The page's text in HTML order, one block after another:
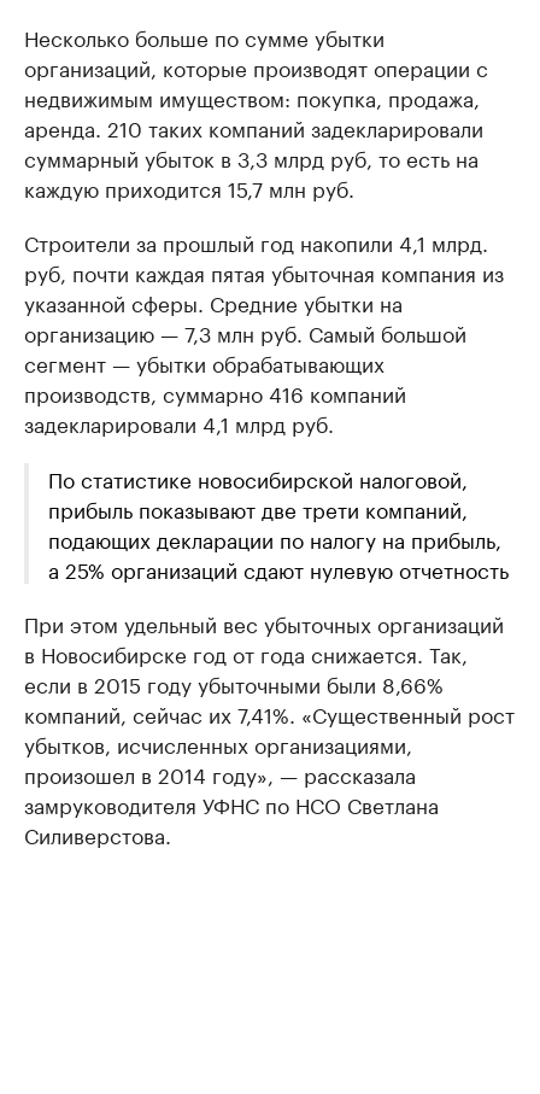
Несколько больше по сумме убытки
организаций, которые производят операции с
недвижимым имуществом: покупка, продажа,
аренда. 210 таких компаний задекларировали
суммарный убыток в 3,3 млрд руб, то есть на
каждую приходится 15,7 млн руб.
Строители за прошлый год накопили 4,1 млрд.
руб, почти каждая пятая убыточная компания из
указанной сферы. Средние убытки на
организацию — 7,3 млн руб. Самый большой
сегмент — убытки обрабатывающих
производств, суммарно 416 компаний
задекларировали 4,1 млрд руб.
По статистике новосибирской налоговой,
прибыль показывают две трети компаний,
подающих декларации по налогу на прибыль,
а 25% организаций сдают нулевую отчетность
При этом удельный вес убыточных организаций
в Новосибирске год от года снижается. Так,
если в 2015 году убыточными были 8,66%
компаний, сейчас их 7,41%. «Существенный рост
убытков, исчисленных организациями,
произошел в 2014 году», — рассказала
замруководителя УФНС по НСО Светлана
Силиверстова.